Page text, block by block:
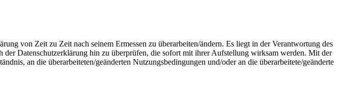
von Zeit zu Zeit nach seinem Ermessen zu überarbeiten/ändern. Es liegt in der Verantwortung des
Datenschutzerklärung hin zu überprüfen, die sofort mit ihrer Aufstellung wirksam werden. Mit der
an die überarbeiteten/geänderten Nutzungsbedingungen und/oder an die überarbeitete/geänderte